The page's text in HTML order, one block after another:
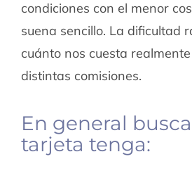
condiciones con el menor
suena sencillo. La dificultad
cuánto nos cuesta
distintas comisiones.
En general
tarjeta tenga: